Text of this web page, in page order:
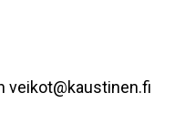
veikot@kaustinen.fi